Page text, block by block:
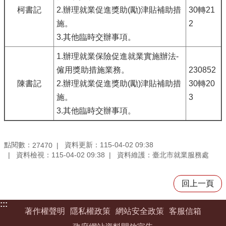
柯書記
2.辦理就業促進獎助(勵)津貼補助措
施。
3.其他臨時交辦事項。
30轉21
2
陳書記
1.辦理就業保險促進就業實施辦法-
僱用獎助措施業務。
2.辦理就業促進獎助(勵)津貼補助措
施。
3.其他臨時交辦事項。
230852
30轉20
3
點閱數： 27470
資料更新：115-04-02 09:38
資料檢視：115-04-02 09:38
資料維護：臺北市就業服務處
回上一頁
:::
著作權聲明
隱私權政策 網站安全政策 客服信箱